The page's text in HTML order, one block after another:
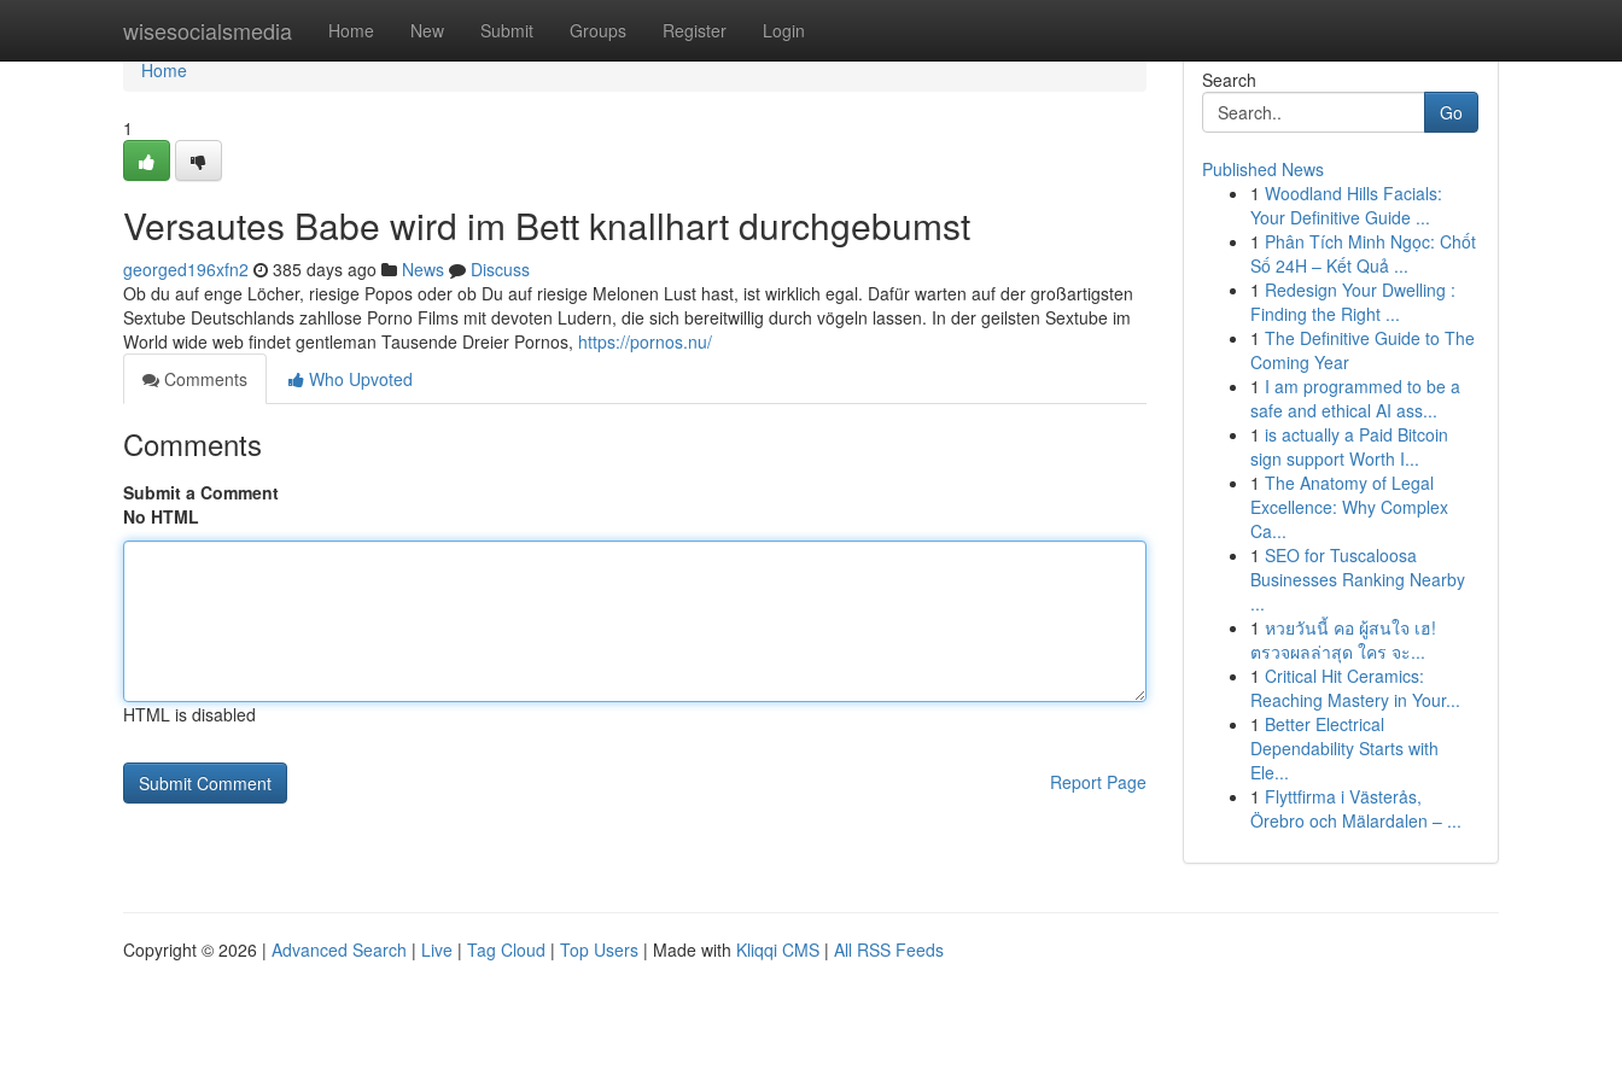
wisesocialsmedia Home New Submit Groups Register Login
Home
Home
1
Versautes Babe wird im Bett knallhart durchgebumst
georged196xfn2 385 days ago News
Discuss
Ob du auf enge Löcher, riesige Popos oder ob Du auf riesige Melonen Lust hast, ist wirklich egal. Dafür warten auf der großartigsten
Sextube Deutschlands zahllose Porno Films mit devoten Ludern, die sich bereitwillig durch vögeln lassen. In der geilsten Sextube im
World wide web findet gentleman Tausende Dreier Pornos, https://pornos.nu/
Comments
Who Upvoted
Comments
Submit a Comment
No HTML
HTML is disabled
Report Page
Search
Go
Published News
1 Woodland Hills Facials:
Your Definitive Guide ...
1 Phân Tích Minh Ngọc: Chốt
Số 24H – Kết Quả ...
1 Redesign Your Dwelling :
Finding the Right ...
1 The Definitive Guide to The
Coming Year
1 I am programmed to be a
safe and ethical AI ass...
1 is actually a Paid Bitcoin
sign support Worth I...
1 The Anatomy of Legal
Excellence: Why Complex
Ca...
1 SEO for Tuscaloosa
Businesses Ranking Nearby
...
1 หวยวันนี้ คอ ผู้สนใจ เฮ!
ตรวจผลล่าสุด ใคร จะ...
1 Critical Hit Ceramics:
Reaching Mastery in Your...
1 Better Electrical
Dependability Starts with
Ele...
1 Flyttfirma i Västerås,
Örebro och Mälardalen – ...
Copyright © 2026 | Advanced Search | Live | Tag Cloud | Top Users | Made with Kliqqi CMS | All RSS Feeds